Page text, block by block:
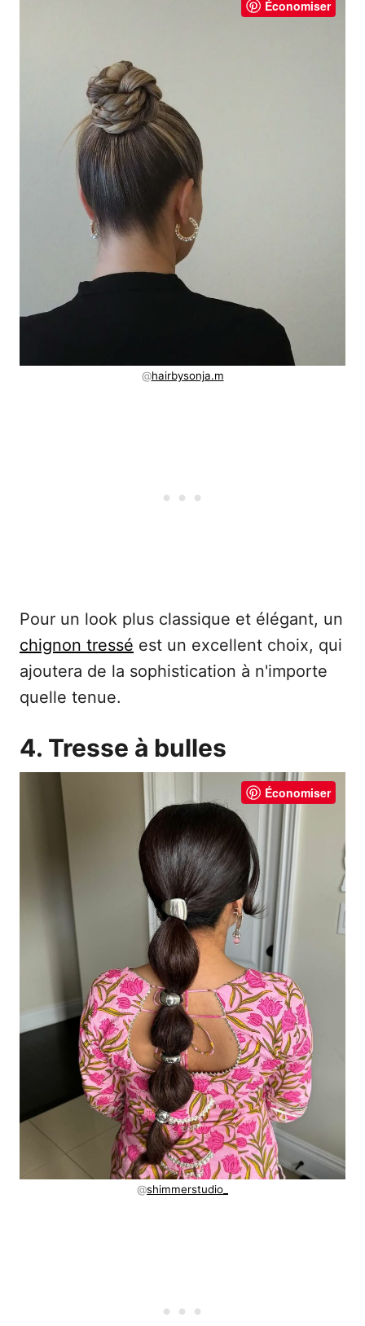
Économiser
@hairbysonja.m
Pour un look plus classique et élégant, un
chignon tressé est un excellent choix, qui
ajoutera de la sophistication à n'importe
quelle tenue.
4. Tresse à bulles
Économiser
@shimmerstudio_